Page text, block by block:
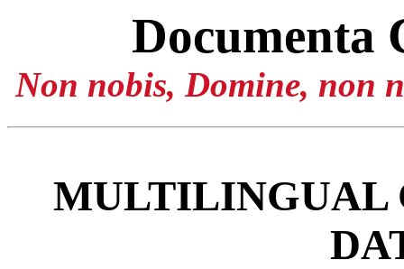
Documenta
Non nobis, Domine, non
MULTILINGUAL